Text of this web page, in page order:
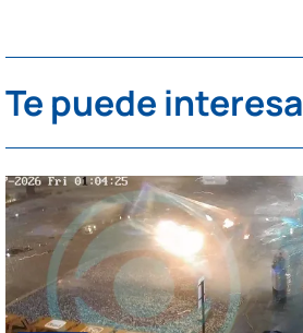
Te puede